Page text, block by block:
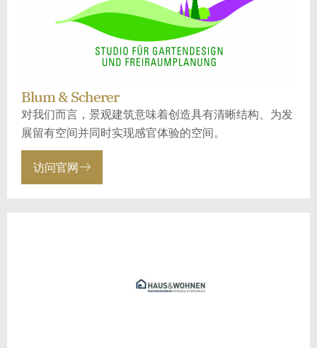
Blum & Scherer
对我们而言，景观建筑意味着创造具有清晰结构、为发
展留有空间并同时实现感官体验的空间。
访问官网